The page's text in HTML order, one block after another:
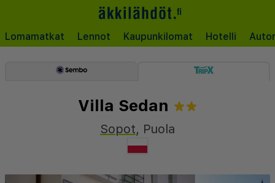
Lomamatkat Lennot Kaupunkilomat Hotelli
Villa Sedan
Sopot, Puola